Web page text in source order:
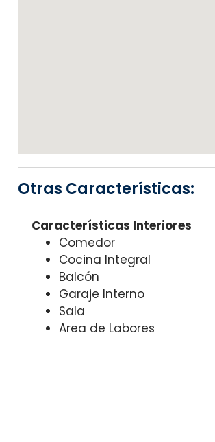
Otras Características:
Características Interiores
Comedor
Cocina Integral
Balcón
Garaje Interno
Sala
Area de Labores